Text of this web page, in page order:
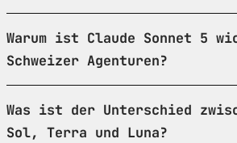
Warum ist Claude Sonnet 5
Schweizer Agenturen?
Was ist der Unterschied
Sol, Terra und Luna?